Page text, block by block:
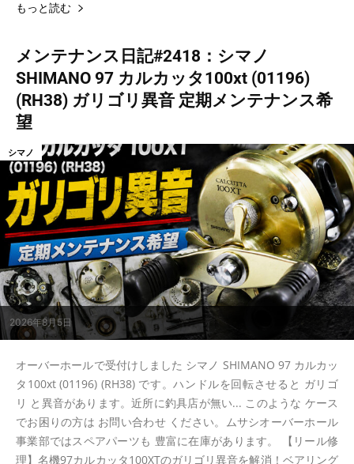
もっと読む
メンテナンス日記#2418：シマノ
SHIMANO 97 カルカッタ100xt (01196)
(RH38) ガリゴリ異音 定期メンテナンス希
望
2026年8月5日
シマノ
オーバーホールで受付けしました シマノ SHIMANO 97 カルカッ
タ100xt (01196) (RH38) です。ハンドルを回転させると ガリゴ
リ と異音があります。近所に釣具店が無い... このような ケース
でお困りの方は お問い合わせ ください。ムサシオーバーホール
事業部ではスペアパーツも 豊富に在庫があります。 【リール修
理】名機97カルカッタ100XTのガリゴリ異音を解消！ベアリング